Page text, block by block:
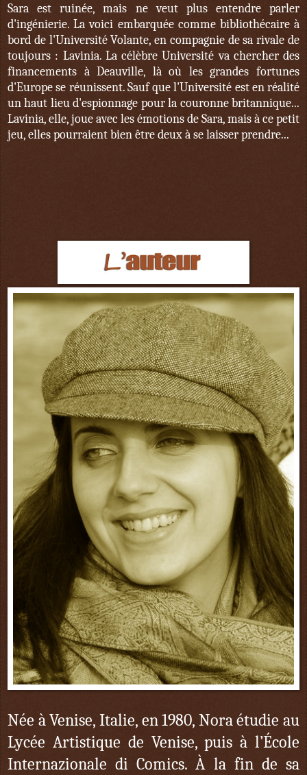
Sara est ruinée, mais ne veut plus entendre parler
d'ingénierie. La voici embarquée comme bibliothécaire à
bord de l'Université Volante, en compagnie de sa rivale de
toujours : Lavinia. La célèbre Université va chercher des
financements à Deauville, là où les grandes fortunes
d'Europe se réunissent. Sauf que l'Université est en réalité
un haut lieu d'espionnage pour la couronne britannique...
Lavinia, elle, joue avec les émotions de Sara, mais à ce petit
jeu, elles pourraient bien être deux à se laisser prendre...
Née à Venise, Italie, en 1980, Nora étudie au
Lycée Artistique de Venise, puis à l’École
Internazionale di Comics. À la fin de sa